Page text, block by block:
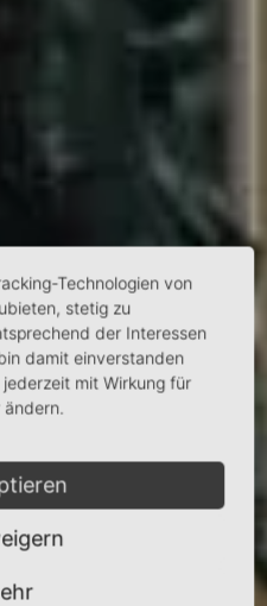
Technologien von
stetig zu
der Interessen
damit einverstanden
mit Wirkung für